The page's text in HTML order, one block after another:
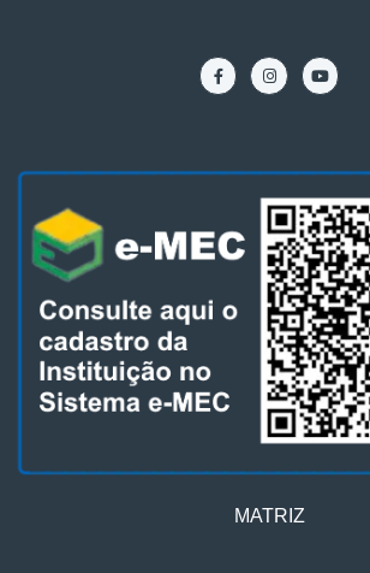
MATRIZ